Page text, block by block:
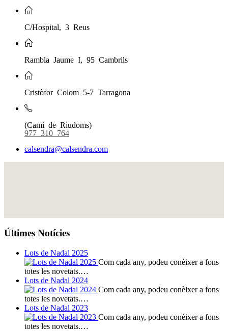
C/Hospital, 3 Reus
Rambla Jaume I, 95 Cambrils
Cristòfor Colom 5-7 Tarragona
(Camí de Riudoms)
977 310 764
calsendra@calsendra.com
Últimes Notícies
Lots de Nadal 2025
Com cada any, podeu conèixer a fons
totes les novetats.…
Lots de Nadal 2024
Com cada any, podeu conèixer a fons
totes les novetats.…
Lots de Nadal 2023
Com cada any, podeu conèixer a fons
totes les novetats.…